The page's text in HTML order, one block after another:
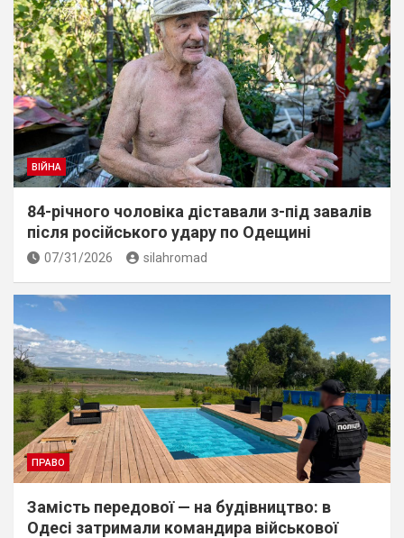
ВІЙНА
84-річного чоловіка діставали з-під завалів
пiсля росiйського удару по Одещині
07/31/2026 silahromad
ПРАВО
Замість передової — на будівництво: в
Одесі затримали командира військової